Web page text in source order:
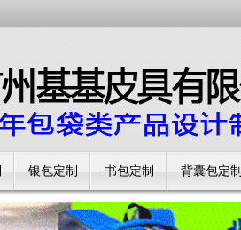
银包定制 书包定制 背囊包定制